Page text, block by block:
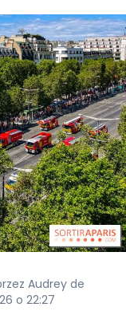
Audrey de
o 22:27